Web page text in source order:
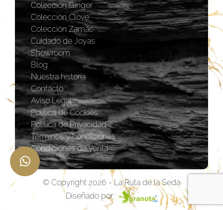
Coleccion Ginger
Colección Clove
Colección Zamac
Cuidado de Joyas
Showroom
Blog
Nuestra historia
Contacto
Aviso Legal
Política de Cookies
Política de Privacidad
Términos y condiciones
Condiciones de venta
© Copyright 2026 - La Ruta de la Seda
Diseñado por: